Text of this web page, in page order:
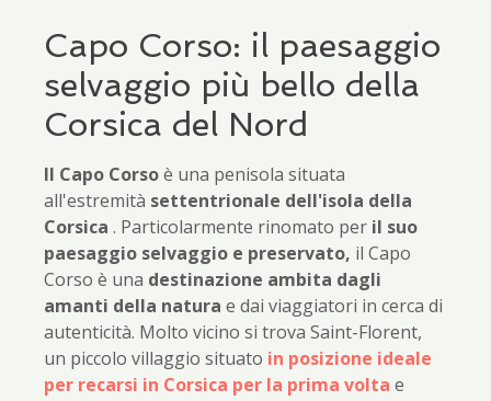
Capo Corso: il paesaggio
selvaggio più bello della
Corsica del Nord
Il Capo Corsoè una penisola situata
all'estremità settentrionale dell'isola della
Corsica . Particolarmente rinomato per il suo
paesaggio selvaggio e preservato, il Capo
Corso è una destinazione ambita dagli
amanti della natura e dai viaggiatori in cerca di
autenticità. Molto vicino si trova Saint-Florent,
un piccolo villaggio situato in posizione ideale
per recarsi in Corsica per la prima volta e